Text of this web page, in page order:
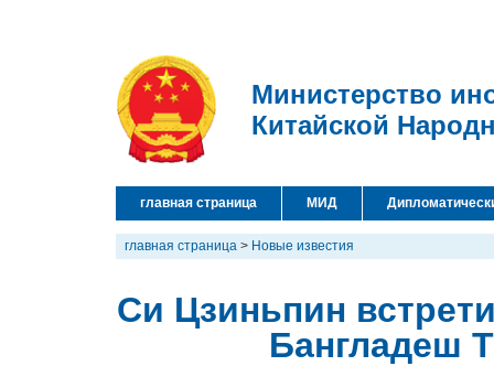
Министерство
Китайской
главная страница МИД
главная страница > Новые известия
Си Цзиньпин
Бангладеш